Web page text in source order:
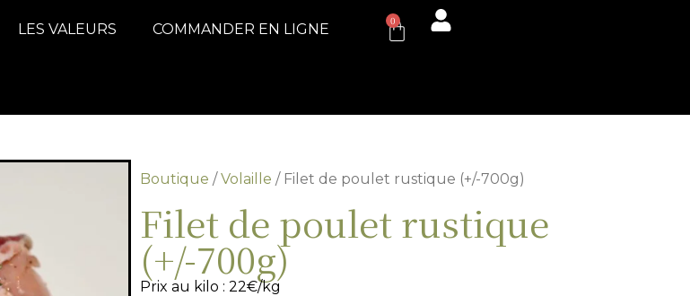
LES VALEURS COMMANDER EN LIGNE
0
Boutique /Volaille / Filet de poulet rustique (+/-700g)
Filet de poulet rustique
(+/-700g)
Prix au kilo : 22€/kg